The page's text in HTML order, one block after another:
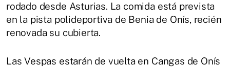
rodado desde Asturias. La comida está prevista
en la pista polideportiva de Benia de Onís, recién
renovada su cubierta.
Las Vespas estarán de vuelta en Cangas de Onís